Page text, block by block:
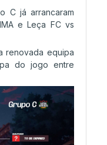
C já arrancaram
e Leça FC vs
renovada equipa
do jogo entre